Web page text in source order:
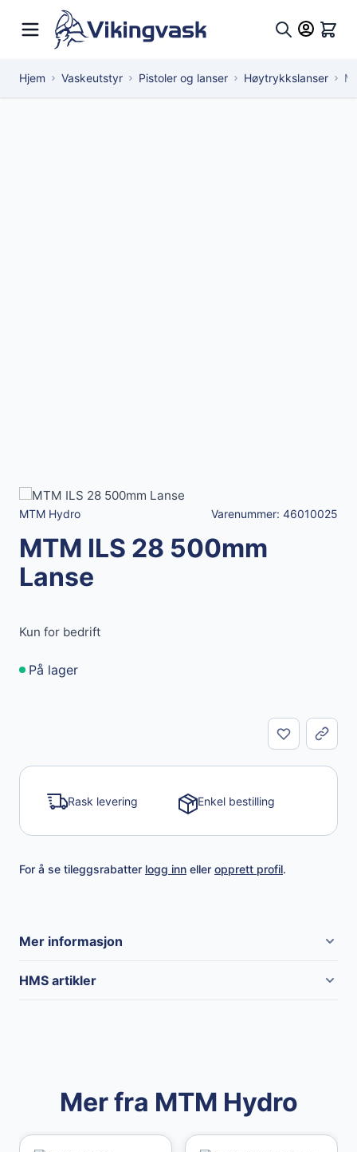
Hopp til innhold
Hjem Vaskeutstyr Pistoler og lanser Høytrykkslanser
MTM Hydro Varenummer: 46010025
MTM ILS 28 500mm
Lanse
Kun for bedrift
På lager
Del
Rask levering Enkel bestilling
For å se tileggsrabatter logg inn eller opprett profil.
Mer informasjon
Merke
HMS artikler
Mer fra MTM Hydro